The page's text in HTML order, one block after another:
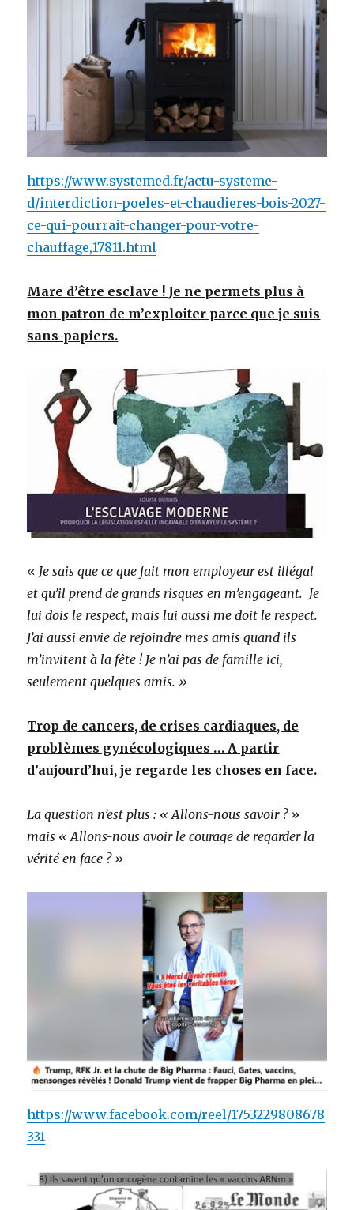
https://www.systemed.fr/actu-systeme-
d/interdiction-poeles-et-chaudieres-bois-2027-
ce-qui-pourrait-changer-pour-votre-
chauffage,17811.html
Mare d’être esclave ! Je ne permets plus à
mon patron de m’exploiter parce que je suis
sans-papiers.
« Je sais que ce que fait mon employeur est illégal
et qu’il prend de grands risques en m’engageant. Je
lui dois le respect, mais lui aussi me doit le respect.
J’ai aussi envie de rejoindre mes amis quand ils
m’invitent à la fête ! Je n’ai pas de famille ici,
seulement quelques amis. »
Trop de cancers, de crises cardiaques, de
problèmes gynécologiques … A partir
d’aujourd’hui, je regarde les choses en face.
La question n’est plus : « Allons-nous savoir ? »
mais « Allons-nous avoir le courage de regarder la
vérité en face ? »
https://www.facebook.com/reel/1753229808678
331